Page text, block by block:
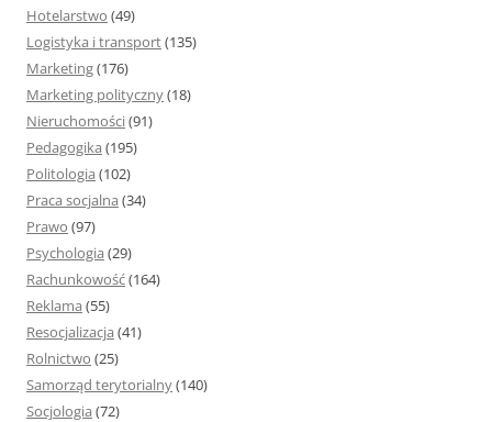
Hotelarstwo (49)
Logistyka i transport(135)
Marketing(176)
Marketing polityczny(18)
Nieruchomości(91)
Pedagogika (195)
Politologia (102)
Praca socjalna (34)
Prawo (97)
Psychologia (29)
Rachunkowość(164)
Reklama (55)
Resocjalizacja (41)
Rolnictwo (25)
Samorząd terytorialny(140)
Socjologia (72)